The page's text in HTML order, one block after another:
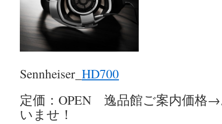
Sennheiser_ HD700
定価：OPEN 逸品館ご案内価格
いませ！